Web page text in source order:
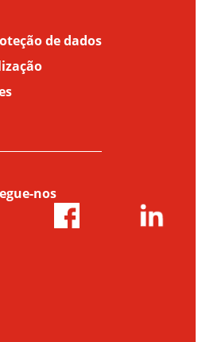
de dados
nos